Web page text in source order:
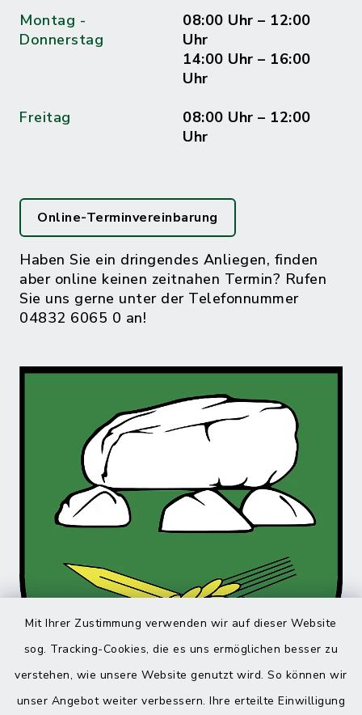
Mit Ihrer Zustimmung verwenden wir auf dieser Website
sog. Tracking-Cookies, die es uns ermöglichen besser zu
verstehen, wie unsere Website genutzt wird. So können wir
unser Angebot weiter verbessern. Ihre erteilte Einwilligung
Montag -
Donnerstag
08:00 Uhr – 12:00
Uhr
14:00 Uhr – 16:00
Uhr
Freitag
08:00 Uhr – 12:00
Uhr
Online-Terminvereinbarung
Haben Sie ein dringendes Anliegen, finden
aber online keinen zeitnahen Termin? Rufen
Sie uns gerne unter der Telefonnummer
04832 6065 0 an!